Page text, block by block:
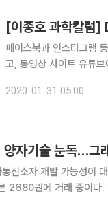
[이종호 과학칼럼]
페이스북과 인스타그램
고, 동영상 사이트 유튜
수록 폭증하고 있는데 문
2020-01-31 05:00
자기술 눈독…그
발 가능성이 대두되면서 양
과 이길호, 이후종 교수, 박사과정 박건형 씨 연구팀